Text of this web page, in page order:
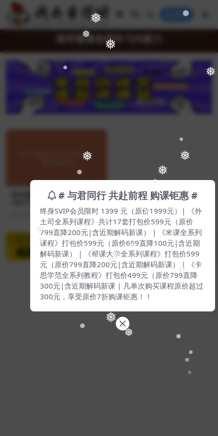
❅
❅
❅
❅
❅
❅
❅
❅
❅
❅
❅
❅
❅ ❅
❅
❅
❅ ❅
❅
❅
❅
❅
❅
❅
❅
登录
清华潘潘老师学习内驱力
清华潘潘老师学习内驱力【Dc
16 19
Copyright © 2024我去自学网
- All rights reserved
粤ICP备2018075987-4号
# 与君同行 共赴前程 购课钜惠 #
终身SVIP会员限时 1399 元（原价1999元）| 《外
土司全系列课程》共计17套打包价599元（原价
799直降200元|含近期解码新课） | 《米课全系列
课程》打包价599元（原价699直降100元|含近期
解码新课） | 《帮课大学全系列课程》打包价599
元（原价799直降200元|含近期解码新课） | 《卡
思学范全系列教程》打包价499元（原价799直降
300元|含近期解码新课 | 凡单次购买课程原价超过
300元，享受原价7折购课钜惠！！